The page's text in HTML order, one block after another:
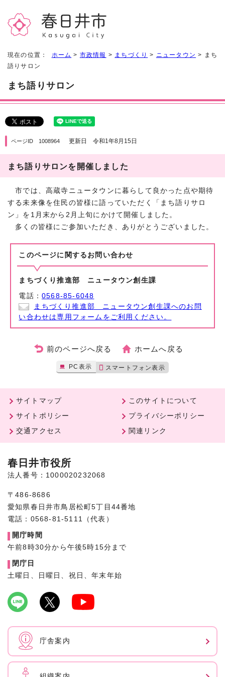
現在の位置： ホーム > 市政情報 > まちづくり > ニュータウン > まち
語りサロン
まち語りサロン
ページID 1008964 更新日 令和1年8月15日
まち語りサロンを開催しました
市では、高蔵寺ニュータウンに暮らして良かった点や期待
する未来像を住民の皆様に語っていただく「まち語りサロ
ン」を1月末から2月上旬にかけて開催しました。
多くの皆様にご参加いただき、ありがとうございました。
このページに関する お問い合わせ
まちづくり推進部 ニュータウン創生課
電話：0568-85-6048
まちづくり推進部 ニュータウン創生課へのお問
い合わせは専用フォームをご利用ください。
前のページへ戻る ホームへ戻る
PC表示 スマートフォン表示
サイトマップ
このサイトについて
サイトポリシー
プライバシーポリシー
交通アクセス
関連リンク
春日井市役所
法人番号：1000020232068
〒486-8686
愛知県春日井市鳥居松町5丁目44番地
電話：0568-81-5111（代表）
開庁時間
午前8時30分から午後5時15分まで
閉庁日
土曜日、日曜日、祝日、年末年始
庁舎案内